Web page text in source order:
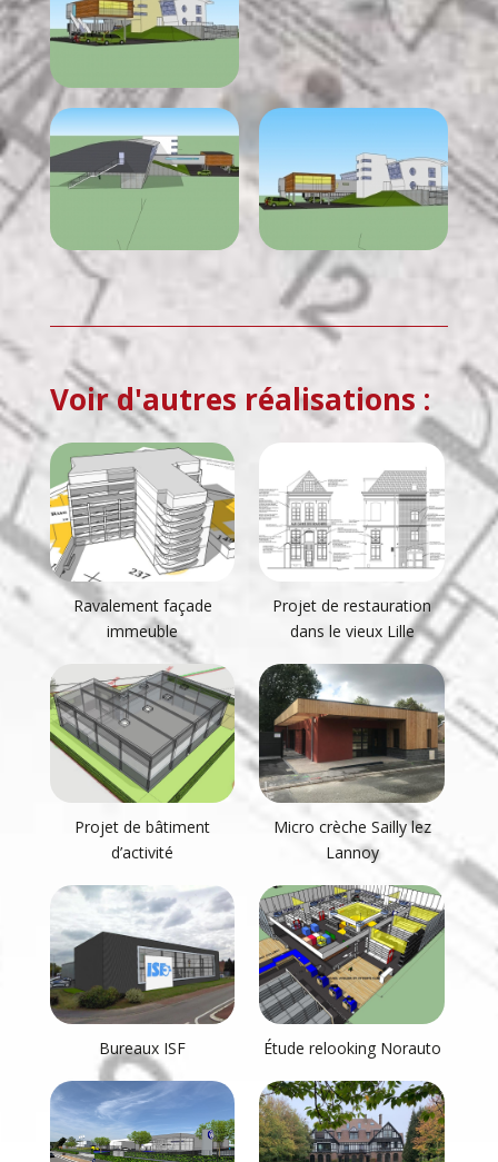
Voir d'autres réalisations :
Ravalement façade
immeuble
Projet de restauration
dans le vieux Lille
Projet de bâtiment
d’activité
Micro crèche Sailly lez
Lannoy
Bureaux ISF Étude relooking Norauto